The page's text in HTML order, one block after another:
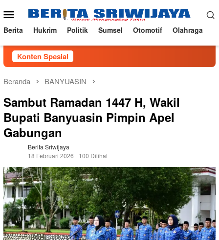
ke
konten
Menu
Mobile
Berita Hukrim Politik Sumsel Otomotif Olahraga
Konten Spesial
Beranda BANYUASIN
Sambut Ramadan 1447 H, Wakil
Bupati Banyuasin Pimpin Apel
Gabungan
Berita Sriwijaya
18 Februari 2026
100 Dilihat